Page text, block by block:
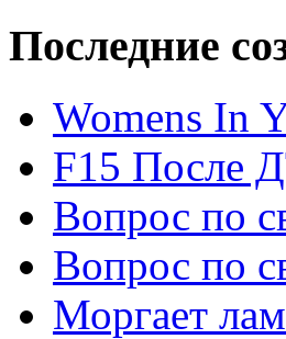
Последние
Womens In
F15 После
Вопрос по
Вопрос по
Моргает